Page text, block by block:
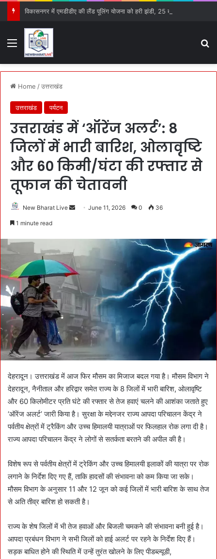
Menu
Home /उत्तराखंड
उत्तराखंड पर्यटन
उत्तराखंड में ‘ऑरेंज अलर्ट’: 8
जिलों में भारी बारिश, ओलावृष्टि
और 60 किमी/घंटा की रफ्तार से
तूफान की चेतावनी
New Bharat Live
a
n
e
m
a
June 11, 2026 0 36
1 minute read
देहरादून। उत्तराखंड में आज फिर मौसम का मिजाज बदल गया है। मौसम विभाग ने
देहरादून, नैनीताल और हरिद्वार समेत राज्य के 8 जिलों में भारी बारिश, ओलावृष्टि
और 60 किलोमीटर प्रति घंटे की रफ्तार से तेज हवाएं चलने की आशंका जताते हुए
‘ऑरेंज अलर्ट’ जारी किया है। सुरक्षा के मद्देनजर राज्य आपदा परिचालन केंद्र ने
पर्वतीय क्षेत्रों में ट्रैकिंग और उच्च हिमालयी यात्राओं पर फिलहाल रोक लगा दी है।
राज्य आपदा परिचालन केंद्र ने लोगों से सतर्कता बरतने की अपील की है।
विशेष रूप से पर्वतीय क्षेत्रों में ट्रेकिंग और उच्च हिमालयी इलाकों की यात्रा पर रोक
लगाने के निर्देश दिए गए हैं, ताकि हादसों की संभावना को कम किया जा सके।
मौसम विभाग के अनुसार 11 और 12 जून को कई जिलों में भारी बारिश के साथ तेज
से अति तीव्र बारिश हो सकती है।
राज्य के शेष जिलों में भी तेज हवाओं और बिजली चमकने की संभावना बनी हुई है।
आपदा प्रबंधन विभाग ने सभी जिलों को हाई अलर्ट पर रहने के निर्देश दिए हैं।
सड़क बाधित होने की स्थिति में उन्हें तुरंत खोलने के लिए पीडब्ल्यूडी,